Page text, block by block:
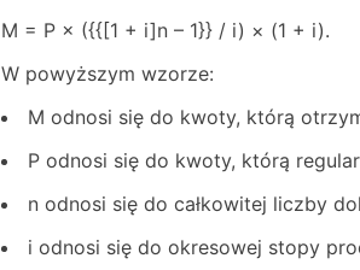
M = P × ({{[1 + i]n – 1}} / i) × (1 + i).
W powyższym wzorze:
M odnosi się do kwoty, którą
P odnosi się do kwoty, którą
n odnosi się do całkowitej liczby
i odnosi się do okresowej stopy